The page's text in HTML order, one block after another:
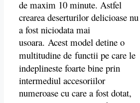
de maxim 10 minute. Astfel
crearea deserturilor delicioase nu
a fost niciodata mai
usoara. Acest model detine o
multitudine de functii pe care le
indeplineste foarte bine prin
intermediul accesoriilor
numeroase cu care a fost dotat,